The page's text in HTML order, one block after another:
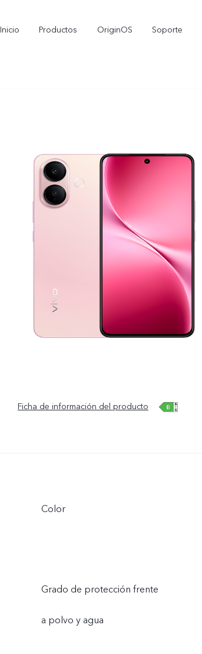
Inicio Productos OriginOS Soporte
Ficha de información del producto
Color
Grado de protección frente
a polvo y agua